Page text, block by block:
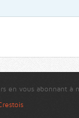
en vous abonnant à